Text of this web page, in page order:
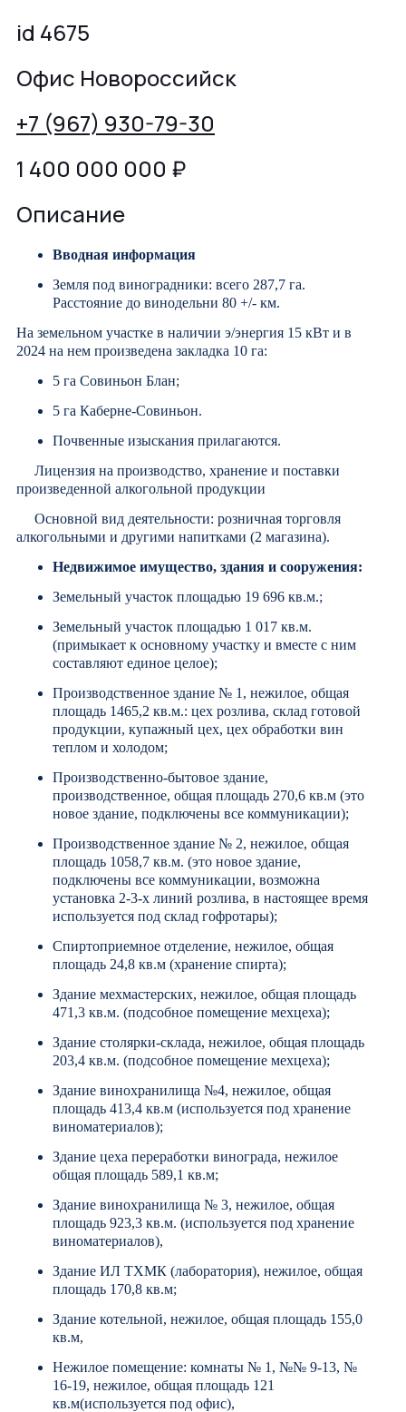
id 4675
Офис Новороссийск
+7 (967) 930-79-30
1 400 000 000 ₽
Описание
Вводная информация
Земля под виноградники: всего 287,7 га.
Расстояние до винодельни 80 +/- км.
На земельном участке в наличии э/энергия 15 кВт и в
2024 на нем произведена закладка 10 га:
5 га Совиньон Блан;
5 га Каберне-Совиньон.
Почвенные изыскания прилагаются.
Лицензия на производство, хранение и поставки
произведенной алкогольной продукции
Основной вид деятельности: розничная торговля
алкогольными и другими напитками (2 магазина).
Недвижимое имущество, здания и сооружения:
Земельный участок площадью 19 696 кв.м.;
Земельный участок площадью 1 017 кв.м.
(примыкает к основному участку и вместе с ним
составляют единое целое);
Производственное здание № 1, нежилое, общая
площадь 1465,2 кв.м.: цех розлива, склад готовой
продукции, купажный цех, цех обработки вин
теплом и холодом;
Производственно-бытовое здание,
производственное, общая площадь 270,6 кв.м (это
новое здание, подключены все коммуникации);
Производственное здание № 2, нежилое, общая
площадь 1058,7 кв.м. (это новое здание,
подключены все коммуникации, возможна
установка 2-3-х линий розлива, в настоящее время
используется под склад гофротары);
Спиртоприемное отделение, нежилое, общая
площадь 24,8 кв.м (хранение спирта);
Здание мехмастерских, нежилое, общая площадь
471,3 кв.м. (подсобное помещение мехцеха);
Здание столярки-склада, нежилое, общая площадь
203,4 кв.м. (подсобное помещение мехцеха);
Здание винохранилища №4, нежилое, общая
площадь 413,4 кв.м (используется под хранение
виноматериалов);
Здание цеха переработки винограда, нежилое
общая площадь 589,1 кв.м;
Здание винохранилища № 3, нежилое, общая
площадь 923,3 кв.м. (используется под хранение
виноматериалов),
Здание ИЛ ТХМК (лаборатория), нежилое, общая
площадь 170,8 кв.м;
Здание котельной, нежилое, общая площадь 155,0
кв.м,
Нежилое помещение: комнаты № 1, №№ 9-13, №
16-19, нежилое, общая площадь 121
кв.м(используется под офис),